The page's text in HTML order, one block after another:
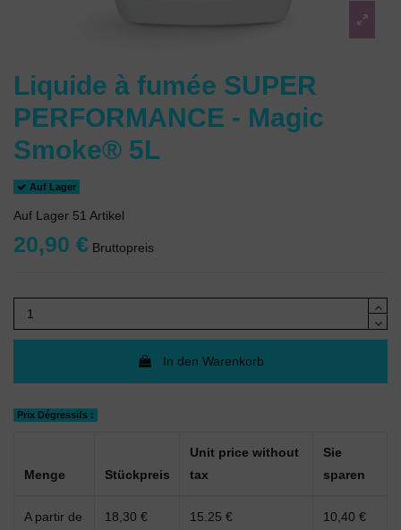
Liquide à fumée SUPER
PERFORMANCE - Magic
Smoke® 5L
Auf Lager
Auf Lager 51 Artikel
20,90 € Bruttopreis
In den Warenkorb
Prix Dégressifs :
Menge Stückpreis
Unit price without
tax
Sie
sparen
A partir de
18,30 € 15.25 € 10,40 €